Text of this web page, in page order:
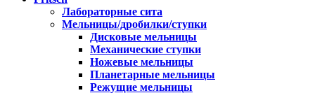
Лабораторные сита
Мельницы/дробилки/ступки
Дисковые мельницы
Механические ступки
Ножевые мельницы
Планетарные мельницы
Режущие мельницы